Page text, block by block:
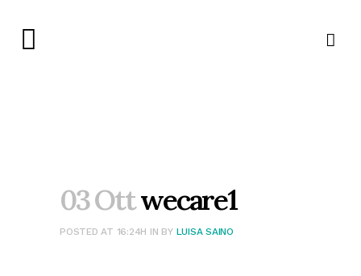
03 Ottwecare1
POSTED AT 16:24H IN BY LUISA SAINO